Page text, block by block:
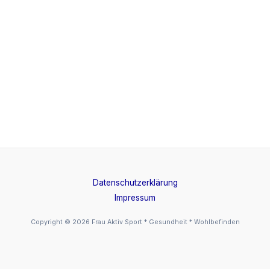
Datenschutzerklärung
Impressum
Copyright © 2026 Frau Aktiv Sport * Gesundheit * Wohlbefinden